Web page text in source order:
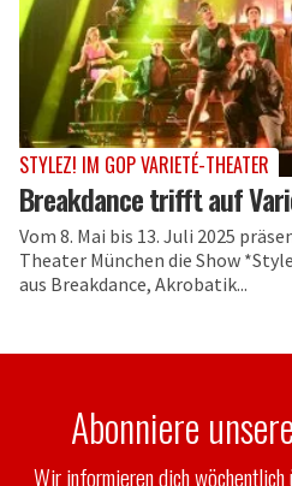
STYLEZ! IM GOP VARIETÉ-THEATER
Breakdance trifft auf
Vom 8. Mai bis 13. Juli 2025
Theater München die Show
aus Breakdance, Akrobatik...
Abonniere
Wir informieren dich